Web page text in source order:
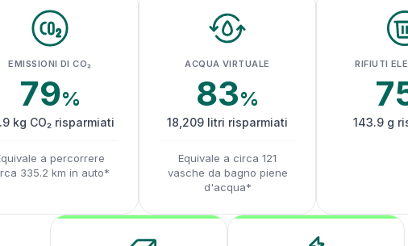
EMISSIONI DI CO₂
79%
kg CO₂ risparmiati
a percorrere
335.2 km in auto*
ACQUA VIRTUALE
83%
18,209 litri risparmiati
Equivale a circa 121
vasche da bagno piene
d'acqua*
RIFIUTI
143.9 g